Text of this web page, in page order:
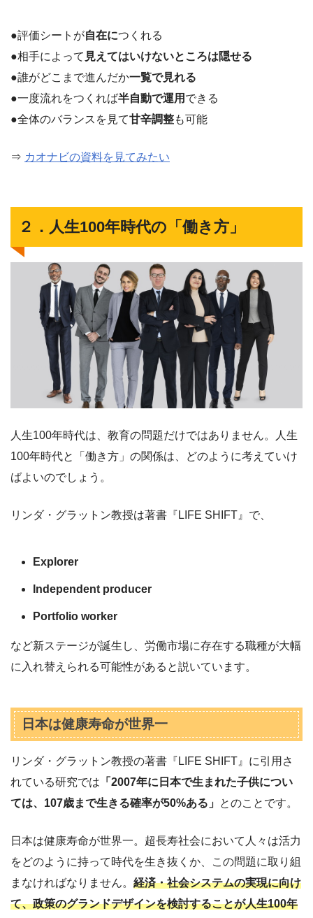
●評価シートが自在につくれる
●相手によって 見えてはいけないところは隠せる
●誰がどこまで進んだか一覧で見れる
●一度流れをつくれば半自動で運用 できる
●全体のバランスを見て甘辛調整も可能
⇒ カオナビの資料を見てみたい
２．人生100年時代の「働き方」
人生100年時代は、教育の問題だけではありません。人生
100年時代と「働き方」の関係は、どのように考えていけ
ばよいのでしょう。
リンダ・グラットン教授は著書『LIFE SHIFT』で、
Explorer
Independent producer
Portfolio worker
など新ステージが誕生し、労働市場に存在する職種が大幅
に入れ替えられる可能性があると説いています。
日本は健康寿命が世界一
リンダ・グラットン教授の著書『LIFE SHIFT』に引用さ
れている研究では 「2007年に日本で生まれた子供につい
ては、107歳まで生きる確率が50%ある」 とのことです。
日本は健康寿命が世界一。超長寿社会において人々は活力
をどのように持って時代を生き抜くか、この問題に取り組
まなければなりません。 経済・社会システムの実現に向け
て、政策のグランドデザインを検討することが人生100年